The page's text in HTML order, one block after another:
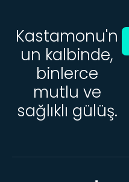
Kastamonu'n
un kalbinde,
binlerce
mutlu ve
sağlıklı gülüş.